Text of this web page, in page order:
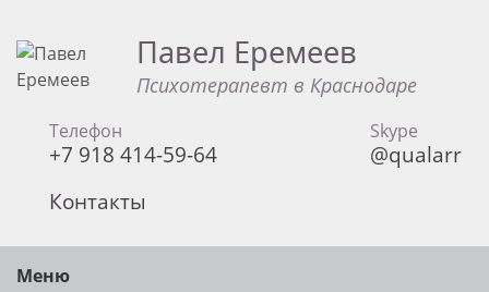
Павел Еремеев
Психотерапевт в Краснодаре
Телефон
+7 918 414-59-64
Skype
@qualarr
Контакты
Меню